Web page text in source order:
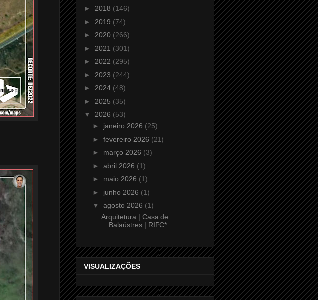
► 2018 (146)
► 2019 (74)
► 2020 (266)
► 2021 (301)
► 2022 (295)
► 2023 (244)
► 2024 (48)
► 2025 (35)
▼ 2026 (53)
► janeiro 2026 (25)
► fevereiro 2026 (21)
► março 2026 (3)
► abril 2026 (1)
► maio 2026 (1)
► junho 2026 (1)
▼ agosto 2026 (1)
Arquitetura | Casa de
Balaústres | RIPC*
VISUALIZAÇÕES